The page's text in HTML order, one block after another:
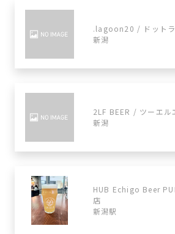
.lagoon20 / ドットラ
新潟
2LF BEER / ツーエル
新潟
HUB Echigo Beer
店
新潟駅